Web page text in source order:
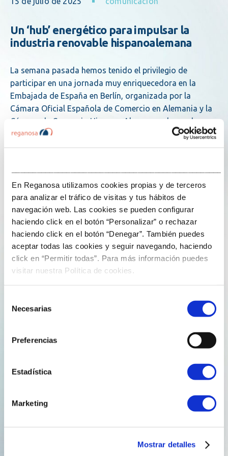
En Reganosa utilizamos cookies propias y de terceros
para analizar el tráfico de visitas y tus hábitos de
navegación web. Las cookies se pueden configurar
haciendo click en el botón “Personalizar” o rechazar
haciendo click en el botón “Denegar”. También puedes
aceptar todas las cookies y seguir navegando, haciendo
click en “Permitir todas”. Para más información puedes
visitar nuestra Política de cookies.
Necesarias
Preferencias
Estadística
Marketing
Mostrar detalles
Un ‘hub’ energético para impulsar la
industria renovable hispanoalemana
La semana pasada hemos tenido el privilegio de
participar en una jornada muy enriquecedora en la
Embajada de España en Berlín, organizada por la
Cámara Oficial Española de Comercio en Alemania y la
Cámara de Comercio Hispano-Alemana, a la que ha…
eficiencia energética energia
hidrogeno verde
Explore more
Blog
Nuestro director general, Rodrigo Díaz,